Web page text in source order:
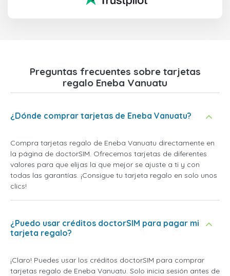
Preguntas frecuentes sobre tarjetas
regalo Eneba Vanuatu
¿Dónde comprar tarjetas de Eneba Vanuatu?
Compra tarjetas regalo de Eneba Vanuatu directamente en
la página de doctorSIM. Ofrecemos tarjetas de diferentes
valores para que elijas la que mejor se ajuste a ti y con
todas las garantías. ¡Consigue tu tarjeta regalo en solo unos
clics!
¿Puedo usar créditos doctorSIM para pagar mi
tarjeta regalo?
¡Claro! Puedes usar los créditos doctorSIM para comprar
tarjetas regalo de Eneba Vanuatu. Solo inicia sesión antes de